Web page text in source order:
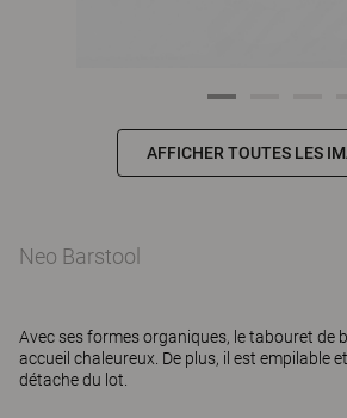
AFFICHER TOUTES LES
Neo Barstool
Avec ses formes organiques, le tabouret de
accueil chaleureux. De plus, il est empilable
détache du lot.